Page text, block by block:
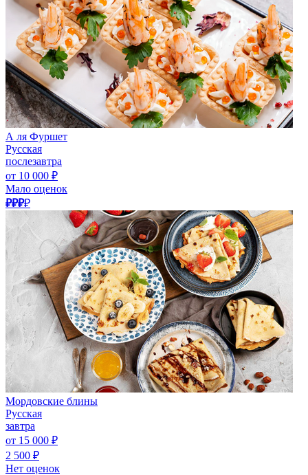
А ля Фуршет
Русская
послезавтра
от 10 000 ₽
Мало оценок
₽₽₽₽
Мордовские блины
Русская
завтра
от 15 000 ₽
2 500 ₽
Нет оценок